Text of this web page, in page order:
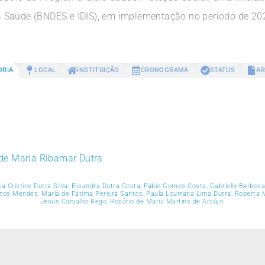
(BNDES e IDIS), em implementação no período de
LOCAL INSTITUIÇÃO CRONOGRAMA STATUS
Maria Ribamar Dutra
Cristine Dutra Silva, Elisandra Dutra Costa, Fábio Gomes Costa, Gabrielly
Mendes, Maria de Fátima Pereira Santos, Paula Lourrana Lima Dutra, Roberta
Jesus Carvalho Rego, Rosário de Maria Martins de Araújo.